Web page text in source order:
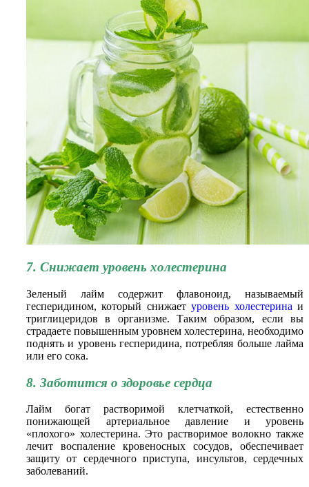
7. Снижает уровень холестерина
Зеленый лайм содержит флавоноид, называемый
гесперидином, который снижаетуровень холестерина и
триглицеридов в организме. Таким образом, если вы
страдаете повышенным уровнем холестерина, необходимо
поднять и уровень гесперидина, потребляя больше лайма
или его сока.
8. Заботится о здоровье сердца
Лайм богат растворимой клетчаткой, естественно
понижающей артериальное давление и уровень
«плохого» холестерина. Это растворимое волокно также
лечит воспаление кровеносных сосудов, обеспечивает
защиту от сердечного приступа, инсультов, сердечных
заболеваний.